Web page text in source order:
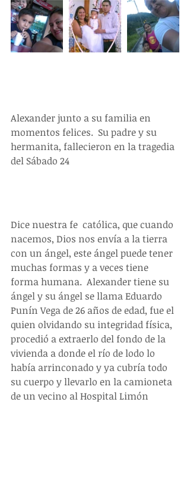
Alexander junto a su familia en
momentos felices.  Su padre y su
hermanita, fallecieron en la tragedia
del Sábado 24
Dice nuestra fe  católica, que cuando
nacemos, Dios nos envía a la tierra
con un ángel, este ángel puede tener
muchas formas y a veces tiene
forma humana.  Alexander tiene su
ángel y su ángel se llama Eduardo
Punín Vega de 26 años de edad, fue el
quien olvidando su integridad física,
procedió a extraerlo del fondo de la
vivienda a donde el río de lodo lo
había arrinconado y ya cubría todo
su cuerpo y llevarlo en la camioneta
de un vecino al Hospital Limón